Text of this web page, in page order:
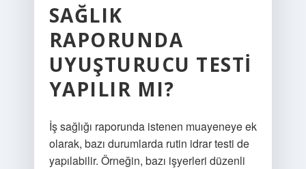
SAĞLIK
RAPORUNDA
UYUŞTURUCU TESTI
YAPILIR MI?
İş sağlığı raporunda istenen muayeneye ek
olarak, bazı durumlarda rutin idrar testi de
yapılabilir. Örneğin, bazı işyerleri düzenli